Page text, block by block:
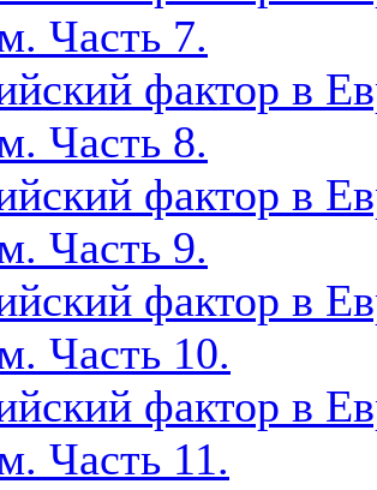
Часть 7.
фактор в
Часть 8.
фактор в
Часть 9.
фактор в
Часть 10.
фактор в
Часть 11.